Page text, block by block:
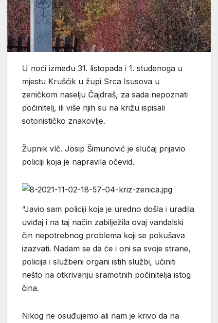
U noći između 31. listopada i 1. studenoga u
mjestu Krušćik u župi Srca Isusova u
zeničkom naselju Čajdraš, za sada nepoznati
počinitelj, ili više njih su na križu ispisali
sotonističko znakovlje.
Župnik vlč. Josip Šimunović je slučaj prijavio
policiji koja je napravila očevid.
“Javio sam policiji koja je uredno došla i uradila
uviđaj i na taj način zabilježila ovaj vandalski
čin nepotrebnog problema koji se pokušava
izazvati. Nadam se da će i oni sa svoje strane,
policija i službeni organi istih službi, učiniti
nešto na otkrivanju sramotnih počinitelja istog
čina.
Nikog ne osuđujemo ali nam je krivo da na